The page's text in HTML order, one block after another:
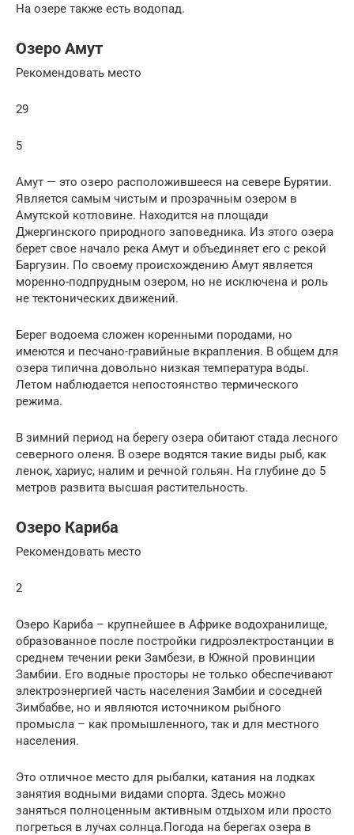
На озере также есть водопад.
Озеро Амут
Рекомендовать место
29
5
Амут — это озеро расположившееся на севере Бурятии.
Является самым чистым и прозрачным озером в
Амутской котловине. Находится на площади
Джергинского природного заповедника. Из этого озера
берет свое начало река Амут и объединяет его с рекой
Баргузин. По своему происхождению Амут является
моренно-подпрудным озером, но не исключена и роль
не тектонических движений.
Берег водоема сложен коренными породами, но
имеются и песчано-гравийные вкрапления. В общем для
озера типична довольно низкая температура воды.
Летом наблюдается непостоянство термического
режима.
В зимний период на берегу озера обитают стада лесного
северного оленя. В озере водятся такие виды рыб, как
ленок, хариус, налим и речной гольян. На глубине до 5
метров развита высшая растительность.
Озеро Кариба
Рекомендовать место
2
Озеро Кариба – крупнейшее в Африке водохранилище,
образованное после постройки гидроэлектростанции в
среднем течении реки Замбези, в Южной провинции
Замбии. Его водные просторы не только обеспечивают
электроэнергией часть населения Замбии и соседней
Зимбабве, но и являются источником рыбного
промысла – как промышленного, так и для местного
населения.
Это отличное место для рыбалки, катания на лодках
занятия водными видами спорта. Здесь можно
заняться полноценным активным отдыхом или просто
погреться в лучах солнца.Погода на берегах озера в